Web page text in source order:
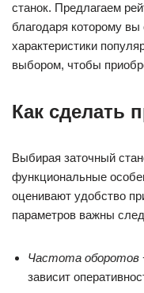
станок. Предлагаем
благодаря которому вы
характеристики
выбором, чтобы
Как сделать
Выбирая заточный
функциональные
оценивают удобство
параметров важны
Частота оборотов
зависит